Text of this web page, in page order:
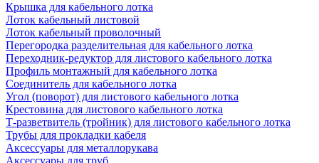
Крышка для кабельного лотка
Лоток кабельный листовой
Лоток кабельный проволочный
Перегородка разделительная для кабельного лотка
Переходник-редуктор для листового кабельного лотка
Профиль монтажный для кабельного лотка
Соединитель для кабельного лотка
Угол (поворот) для листового кабельного лотка
Крестовина для листового кабельного лотка
Т-разветвитель (тройник) для листового кабельного лотка
Трубы для прокладки кабеля
Аксессуары для металлорукава
Аксессуары для труб